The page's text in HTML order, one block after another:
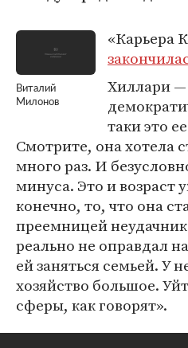
Виталий
Милонов
«Карьера
Хиллари
таки это
Смотрите, она хотела
много раз. И
минуса. Это и возраст
конечно, то, что она
преемницей
реально не оправдал
ей заняться семьей. У
хозяйство большое.
сферы, как говорят».